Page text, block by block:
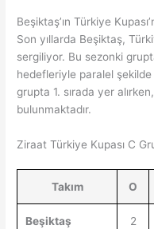
Beşiktaş’ın Türkiye
Son yıllarda Beşiktaş,
sergiliyor. Bu sezonki
hedefleriyle paralel şekilde
grupta 1. sırada yer
bulunmaktadır.
Ziraat Türkiye Kupası C
Takım O
Beşiktaş 2